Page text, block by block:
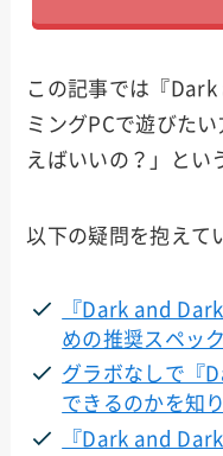
この記事では『
ミングPCで遊びた
えばいいの？」とい
以下の疑問を抱えて
『Dark and
めの推奨スペッ
グラボなしで『
できるのかを知
『Dark and